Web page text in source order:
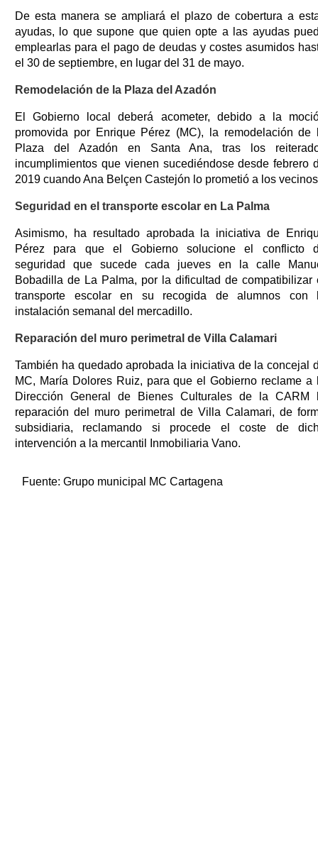
De esta manera se ampliará el plazo de cobertura a
ayudas, lo que supone que quien opte a las ayudas
emplearlas para el pago de deudas y costes asumidos
el 30 de septiembre, en lugar del 31 de mayo.
Remodelación de la Plaza del Azadón
El Gobierno local deberá acometer, debido a la
promovida por Enrique Pérez (MC), la remodelación de
Plaza del Azadón en Santa Ana, tras los
incumplimientos que vienen sucediéndose desde febrero
2019 cuando Ana Belçen Castejón lo prometió a los
Seguridad en el transporte escolar en La Palma
Asimismo, ha resultado aprobada la iniciativa de
Pérez para que el Gobierno solucione el conflicto
seguridad que sucede cada jueves en la calle
Bobadilla de La Palma, por la dificultad de compatibilizar
transporte escolar en su recogida de alumnos con
instalación semanal del mercadillo.
Reparación del muro perimetral de Villa Calamari
También ha quedado aprobada la iniciativa de la concejal
MC, María Dolores Ruiz, para que el Gobierno reclame a
Dirección General de Bienes Culturales de la CARM
reparación del muro perimetral de Villa Calamari, de
subsidiaria, reclamando si procede el coste de
intervención a la mercantil Inmobiliaria Vano.
Fuente: Grupo municipal MC Cartagena